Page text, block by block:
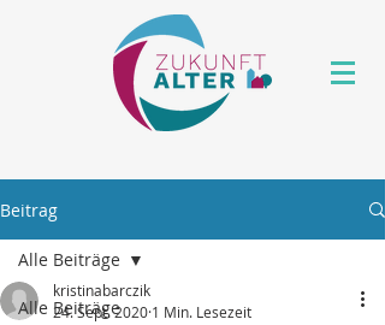
Beitrag
Alle Beiträge
Alle Beiträge
kristinabarczik
24. Sept. 2020 1 Min. Lesezeit